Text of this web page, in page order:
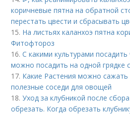
коричневые пятна на обратной
перестать цвести и сбрасывать
15. На листьях каланхоэ пятна
Фитофтороз
16.С какими культурами
можно посадить на одной грядке
17. Какие Растения можно сажать
полезные соседи для овощей
18.Уход за клубникой после
обрезать. Когда обрезать